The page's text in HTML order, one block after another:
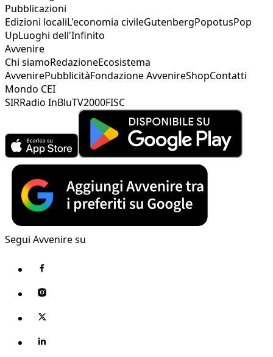
Pubblicazioni
Edizioni localiL'economia civileGutenbergPopotusPop
UpLuoghi dell'Infinito
Avvenire
Chi siamoRedazioneEcosistema
AvvenirePubblicitàFondazione AvvenireShopContatti
Mondo CEI
SIRRadio InBluTV2000FISC
Segui Avvenire su